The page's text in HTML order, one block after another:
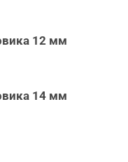
12 мм
14 мм